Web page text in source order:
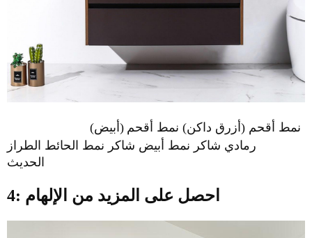
نمط أقحم (أزرق داكن) نمط أقحم (أبيض)
رمادي شاكر نمط أبيض شاكر نمط الحائط الطراز
الحديث
4: احصل على المزيد من الإلهام